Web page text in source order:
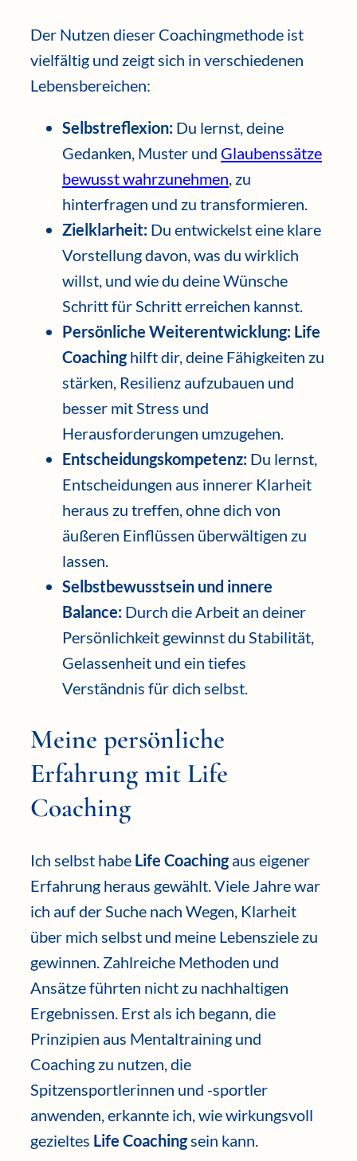
Der Nutzen dieser Coachingmethode ist
vielfältig und zeigt sich in verschiedenen
Lebensbereichen:
Selbstreflexion: Du lernst, deine
Gedanken, Muster und Glaubenssätze
bewusst wahrzunehmen , zu
hinterfragen und zu transformieren.
Zielklarheit: Du entwickelst eine klare
Vorstellung davon, was du wirklich
willst, und wie du deine Wünsche
Schritt für Schritt erreichen kannst.
Persönliche Weiterentwicklung: Life
Coachinghilft dir, deine Fähigkeiten zu
stärken, Resilienz aufzubauen und
besser mit Stress und
Herausforderungen umzugehen.
Entscheidungskompetenz: Du lernst,
Entscheidungen aus innerer Klarheit
heraus zu treffen, ohne dich von
äußeren Einflüssen überwältigen zu
lassen.
Selbstbewusstsein und innere
Balance: Durch die Arbeit an deiner
Persönlichkeit gewinnst du Stabilität,
Gelassenheit und ein tiefes
Verständnis für dich selbst.
Meine persönliche
Erfahrung mit Life
Coaching
Ich selbst habe Life Coachingaus eigener
Erfahrung heraus gewählt. Viele Jahre war
ich auf der Suche nach Wegen, Klarheit
über mich selbst und meine Lebensziele zu
gewinnen. Zahlreiche Methoden und
Ansätze führten nicht zu nachhaltigen
Ergebnissen. Erst als ich begann, die
Prinzipien aus Mentaltraining und
Coaching zu nutzen, die
Spitzensportlerinnen und -sportler
anwenden, erkannte ich, wie wirkungsvoll
gezieltes Life Coachingsein kann.